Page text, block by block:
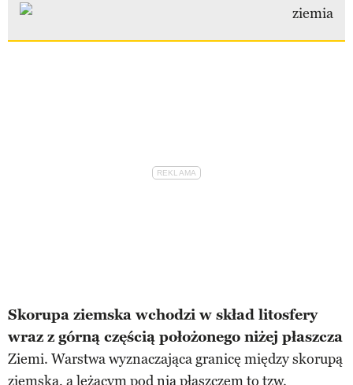
Skorupa ziemska wchodzi w skład litosfery
wraz z górną częścią położonego niżej płaszcza
Ziemi. Warstwa wyznaczająca granicę między skorupą
ziemską, a leżącym pod nią płaszczem to tzw.